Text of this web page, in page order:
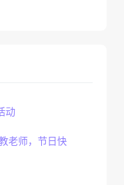
动
老师，节日快